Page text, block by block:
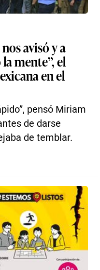
avisó y a
mente”, el
en el
pensó Miriam
de darse
de temblar.